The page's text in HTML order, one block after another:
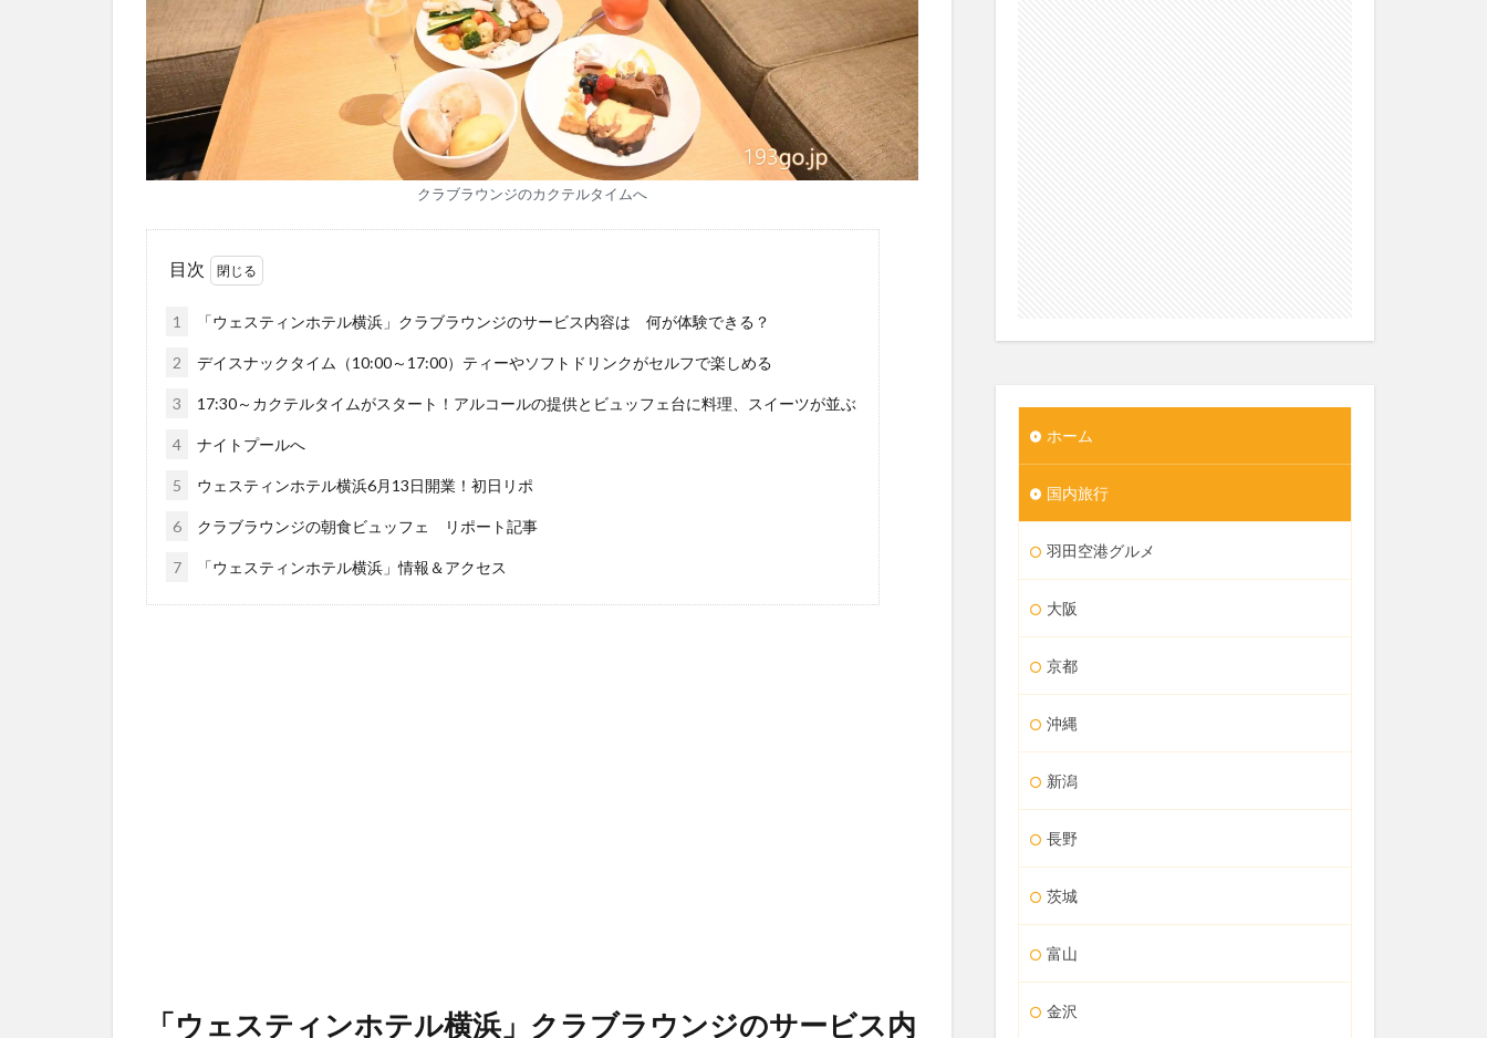
クラブラウンジのカクテルタイムへ
目次
1 「ウェスティンホテル横浜」クラブラウンジのサービス内容は 何が体験できる？
2 デイスナックタイム（10:00～17:00）ティーやソフトドリンクがセルフで楽しめる
3 17:30～カクテルタイムがスタート！アルコールの提供とビュッフェ台に料理、スイーツが並ぶ
4 ナイトプールへ
5 ウェスティンホテル横浜6月13日開業！初日リポ
6 クラブラウンジの朝食ビュッフェ リポート記事
7 「ウェスティンホテル横浜」情報＆アクセス
「ウェスティンホテル横浜」クラブラウンジのサービス内
ホーム
国内旅行
羽田空港グルメ
大阪
京都
沖縄
新潟
長野
茨城
富山
金沢